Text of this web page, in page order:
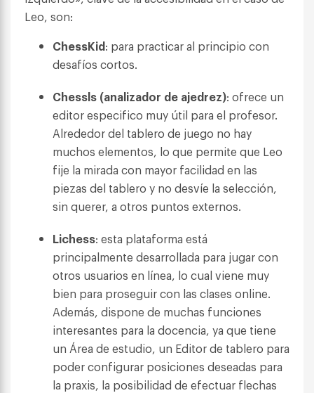
Leo, son:
ChessKid: para practicar al principio con
desafíos cortos.
Chessls (analizador de ajedrez): ofrece un
editor especifico muy útil para el profesor.
Alrededor del tablero de juego no hay
muchos elementos, lo que permite que Leo
fije la mirada con mayor facilidad en las
piezas del tablero y no desvíe la selección,
sin querer, a otros puntos externos.
Lichess: esta plataforma está
principalmente desarrollada para jugar con
otros usuarios en línea, lo cual viene muy
bien para proseguir con las clases online.
Además, dispone de muchas funciones
interesantes para la docencia, ya que tiene
un Área de estudio, un Editor de tablero para
poder configurar posiciones deseadas para
la praxis, la posibilidad de efectuar flechas